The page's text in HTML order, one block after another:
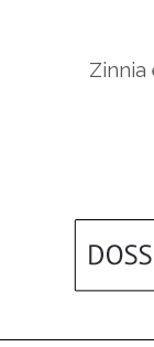
Zinnia